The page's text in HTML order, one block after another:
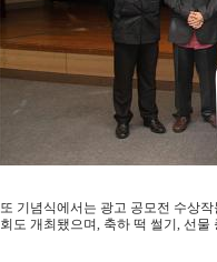
또 기념식에서는 광고 공모전 수상
회도 개최됐으며, 축하 떡 썰기, 선